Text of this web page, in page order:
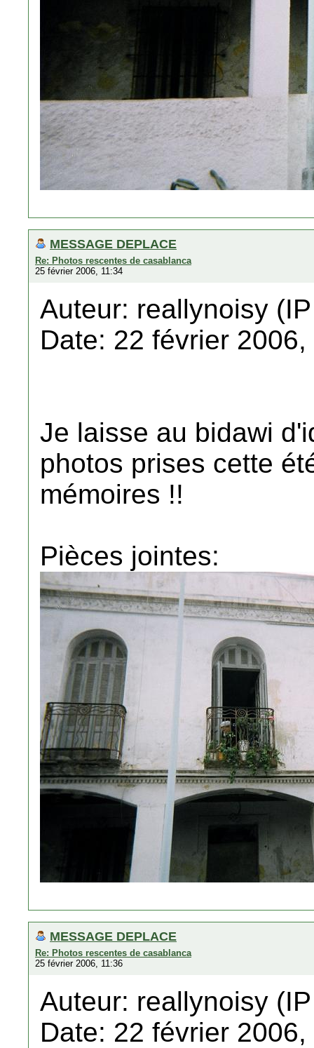
MESSAGE DEPLACE
Re: Photos rescentes de casablanca
25 février 2006, 11:34
Auteur: reallynoisy
Date: 22 février
Je laisse au bidawi
photos prises cette
mémoires !!
Pièces jointes:
MESSAGE DEPLACE
Re: Photos rescentes de casablanca
25 février 2006, 11:36
Auteur: reallynoisy
Date: 22 février